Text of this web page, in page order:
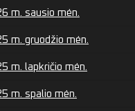
m. sausio mėn.
m. gruodžio mėn.
m. lapkričio mėn.
m. spalio mėn.